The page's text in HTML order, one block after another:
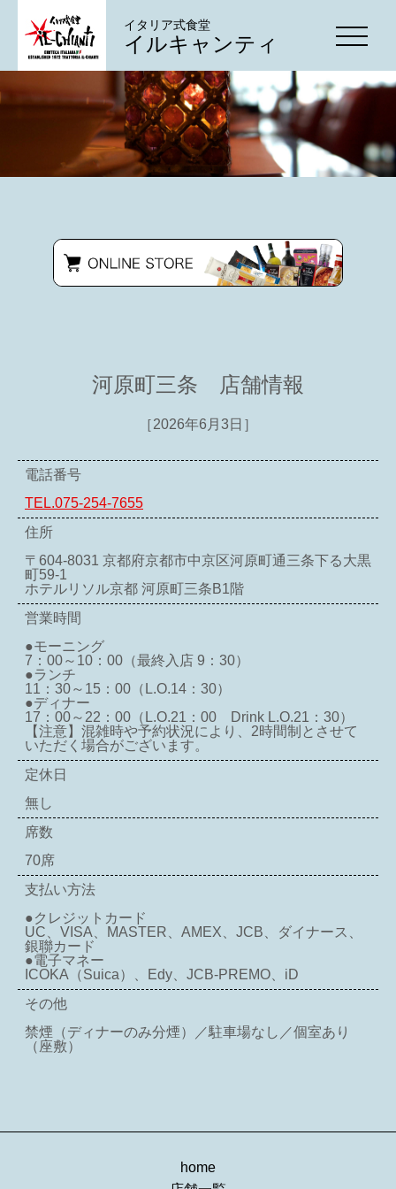
イタリア式食堂
イルキャンティ
河原町三条 店舗情報
［2026年6月3日］
電話番号
TEL.075-254-7655
住所
〒604-8031 京都府京都市中京区河原町通三条下る大黒
町59-1
ホテルリソル京都 河原町三条B1階
営業時間
●モーニング
7：00～10：00（最終入店 9：30）
●ランチ
11：30～15：00（L.O.14：30）
●ディナー
17：00～22：00（L.O.21：00 Drink L.O.21：30）
【注意】混雑時や予約状況により、2時間制とさせて
いただく場合がございます。
定休日
無し
席数
70席
支払い方法
●クレジットカード
UC、VISA、MASTER、AMEX、JCB、ダイナース、
銀聯カード
●電子マネー
ICOKA（Suica）、Edy、JCB-PREMO、iD
その他
禁煙（ディナーのみ分煙）／駐車場なし／個室あり
（座敷）
home